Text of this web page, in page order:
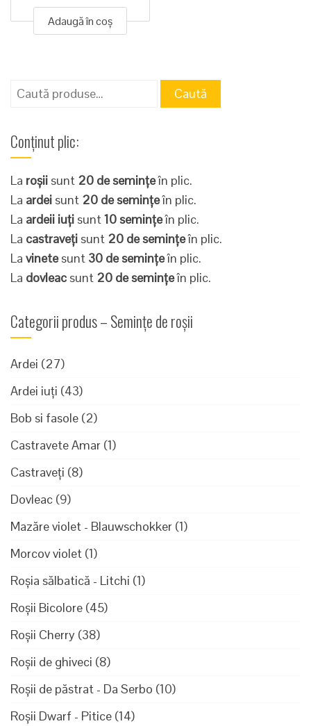
Adaugă în coș
Caută
Caută
Conținut plic:
La roșii sunt 20 de semințeîn plic.
La ardei sunt 20 de semințeîn plic.
La ardeii iuți sunt10 semințeîn plic.
La castraveți sunt 20 de semințeîn plic.
La vinetesunt 30 de semințeîn plic.
La dovleac sunt 20 de semințeîn plic.
Categorii produs – Semințe de roșii
Ardei (27)
Ardei iuți (43)
Bob si fasole (2)
Castravete Amar (1)
Castraveți (8)
Dovleac (9)
Mazăre violet - Blauwschokker (1)
Morcov violet (1)
Roșia sălbatică - Litchi (1)
Roșii Bicolore (45)
Roșii Cherry (38)
Roșii de ghiveci (8)
Roșii de păstrat - Da Serbo (10)
Roșii Dwarf - Pitice (14)